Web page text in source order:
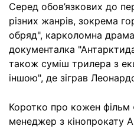
Серед обов’язкових до
різних жанрів, зокрема
обряд", карколомна
документалка
також суміш трилера з
іншою", де зіграв
Коротко про кожен фільм
менеджер з кінопрокату